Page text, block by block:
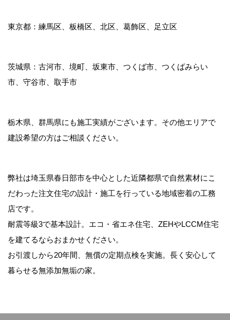
インターネット上のプライバシー
場合、その情報は他の利用者によって収集され、
報取得について
当サイトでは、Googleによるアクセス解析ツール
「Google Analytics」を利用しています。この
Google Analyticsはトラフィックデータの収集の
ためにCookieを使用しています。このデータは匿
りません。
東京都：練馬区、板橋区、北区、葛飾区、足立区
茨城県：古河市、境町、坂東市、つくば市、つくばみらい
市、守谷市、取手市
栃木県、群馬県にも施工実績がございます。その他エリアで
建設希望の方はご相談ください。
弊社は埼玉県春日部市を中心とした近隣都県で自然素材にこ
だわった注文住宅の設計・施工を行っている地域密着の工務
店です。
耐震等級3で基本設計。エコ・省エネ住宅、ZEHやLCCM住宅
を建てるならおまかせください。
お引渡しから20年間、無償の定期点検を実施。長く安心して
暮らせる無添加無垢の家。